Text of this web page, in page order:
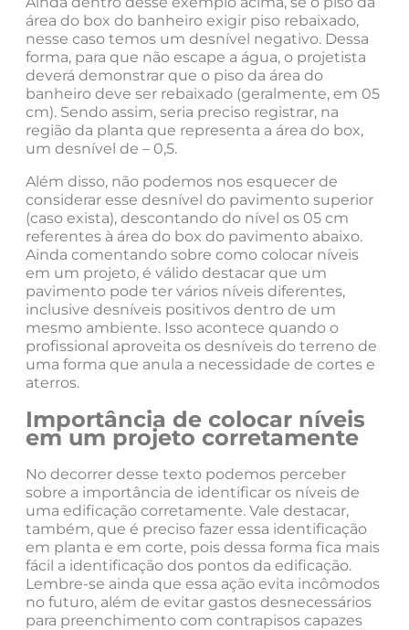
área do box do banheiro exigir piso rebaixado,
nesse caso temos um desnível negativo. Dessa
forma, para que não escape a água, o projetista
deverá demonstrar que o piso da área do
banheiro deve ser rebaixado (geralmente, em 05
cm). Sendo assim, seria preciso registrar, na
região da planta que representa a área do box,
um desnível de – 0,5.
Além disso, não podemos nos esquecer de
considerar esse desnível do pavimento superior
(caso exista), descontando do nível os 05 cm
referentes à área do box do pavimento abaixo.
Ainda comentando sobre como colocar níveis
em um projeto, é válido destacar que um
pavimento pode ter vários níveis diferentes,
inclusive desníveis positivos dentro de um
mesmo ambiente. Isso acontece quando o
profissional aproveita os desníveis do terreno de
uma forma que anula a necessidade de cortes e
aterros.
Importância de colocar níveis
em um projeto corretamente
No decorrer desse texto podemos perceber
sobre a importância de identificar os níveis de
uma edificação corretamente. Vale destacar,
também, que é preciso fazer essa identificação
em planta e em corte, pois dessa forma fica mais
fácil a identificação dos pontos da edificação.
Lembre-se ainda que essa ação evita incômodos
no futuro, além de evitar gastos desnecessários
para preenchimento com contrapisos capazes